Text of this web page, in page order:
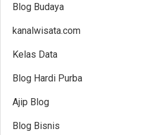
Blog Budaya
kanalwisata.com
Kelas Data
Blog Hardi Purba
Ajip Blog
Blog Bisnis